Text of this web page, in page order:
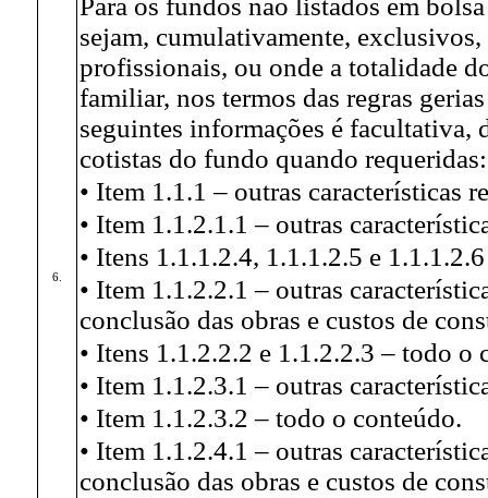
6.
Para os fundos não listados em
sejam, cumulativamente,
profissionais, ou onde a totalidade
familiar, nos termos das regras
seguintes informações é
cotistas do fundo quando requeridas:
• Item 1.1.1 – outras características
• Item 1.1.2.1.1 – outras
• Itens 1.1.1.2.4, 1.1.1.2.5 e
• Item 1.1.2.2.1 – outras
conclusão das obras e custos de
• Itens 1.1.2.2.2 e 1.1.2.2.3 – todo o
• Item 1.1.2.3.1 – outras
• Item 1.1.2.3.2 – todo o conteúdo.
• Item 1.1.2.4.1 – outras
conclusão das obras e custos de